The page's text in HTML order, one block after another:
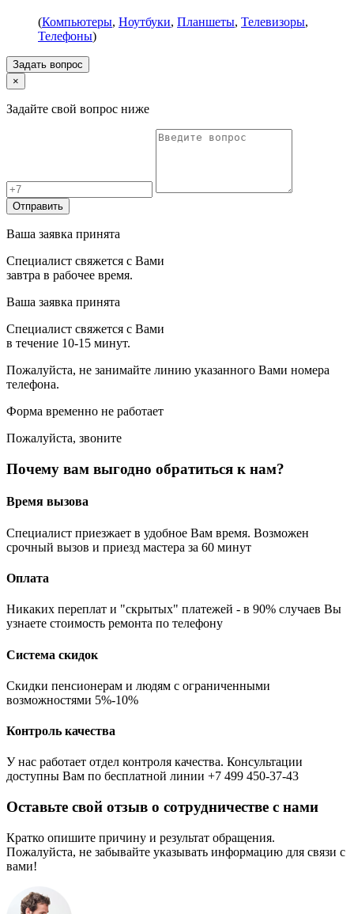
(Компьютеры, Ноутбуки, Планшеты, Телевизоры,
Телефоны)
Задать вопрос
×
Задайте свой вопрос ниже
Отправить
Ваша заявка принята
Специалист свяжется с Вами
завтра в рабочее время.
Ваша заявка принята
Специалист свяжется с Вами
в течение 10-15 минут.
Пожалуйста, не занимайте линию указанного Вами номера
телефона.
Форма временно не работает
Пожалуйста, звоните
Почему вам выгодно обратиться к нам?
Время вызова
Специалист приезжает в удобное Вам время. Возможен
срочный вызов и приезд мастера за 60 минут
Оплата
Никаких переплат и "скрытых" платежей - в 90% случаев Вы
узнаете стоимость ремонта по телефону
Система скидок
Скидки пенсионерам и людям с ограниченными
возможностями 5%-10%
Контроль качества
У нас работает отдел контроля качества. Консультации
доступны Вам по бесплатной линии +7 499 450-37-43
Оставьте свой отзыв о сотрудничестве с нами
Кратко опишите причину и результат обращения.
Пожалуйста, не забывайте указывать информацию для связи с
вами!